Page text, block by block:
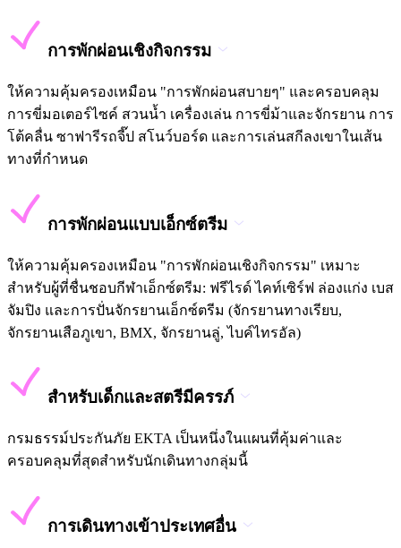
การพักผ่อนเชิงกิจกรรม
ให้ความคุ้มครองเหมือน "การพักผ่อนสบายๆ" และครอบคลุม
การขี่มอเตอร์ไซค์ สวนน้ำ เครื่องเล่น การขี่ม้าและจักรยาน การ
โต้คลื่น ซาฟารีรถจี๊ป สโนว์บอร์ด และการเล่นสกีลงเขาในเส้น
ทางที่กำหนด
การพักผ่อนแบบเอ็กซ์ตรีม
ให้ความคุ้มครองเหมือน "การพักผ่อนเชิงกิจกรรม" เหมาะ
สำหรับผู้ที่ชื่นชอบกีฬาเอ็กซ์ตรีม: ฟรีไรด์ ไคท์เซิร์ฟ ล่องแก่ง เบส
จัมปิง และการปั่นจักรยานเอ็กซ์ตรีม (จักรยานทางเรียบ,
จักรยานเสือภูเขา, BMX, จักรยานลู่, ไบค์ไทรอัล)
สำหรับเด็กและสตรีมีครรภ์
กรมธรรม์ประกันภัย EKTA เป็นหนึ่งในแผนที่คุ้มค่าและ
ครอบคลุมที่สุดสำหรับนักเดินทางกลุ่มนี้
การเดินทางเข้าประเทศอื่น